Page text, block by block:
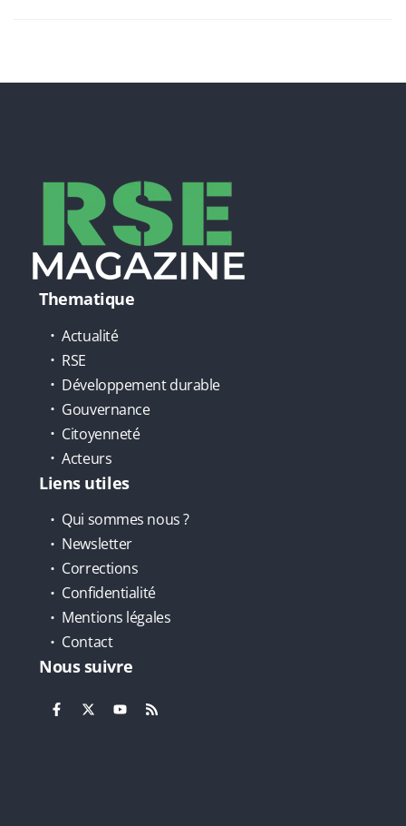
Thematique
Actualité
RSE
Développement durable
Gouvernance
Citoyenneté
Acteurs
Liens utiles
Qui sommes nous ?
Newsletter
Corrections
Confidentialité
Mentions légales
Contact
Nous suivre